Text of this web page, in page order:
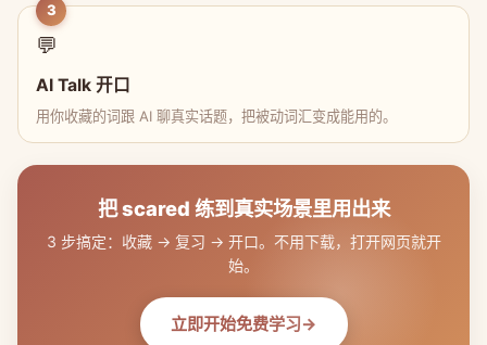
3
💬
AI Talk 开口
用你收藏的词跟 AI 聊真实话题，把被动词汇变成能用的。
把 scared 练到真实场景里用出来
3 步搞定：收藏 → 复习 → 开口。不用下载，打开网页就开
始。
立即开始免费学习